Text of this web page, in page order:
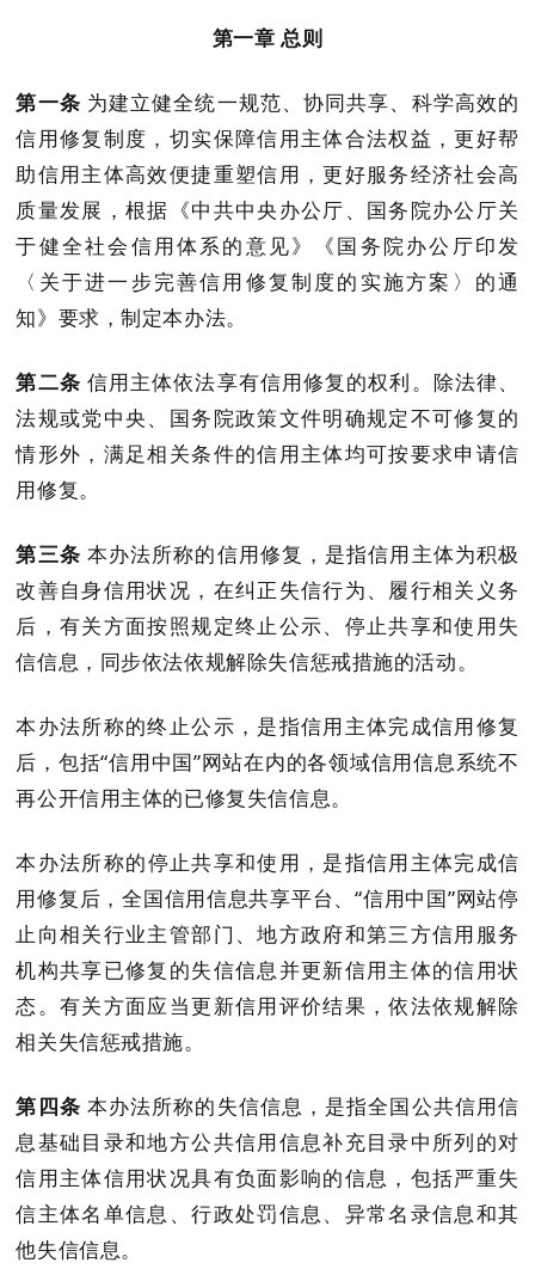
第一章 总则
第一条 为建立健全统一规范、协同共享、科学高效的
信用修复制度，切实保障信用主体合法权益，更好帮
助信用主体高效便捷重塑信用，更好服务经济社会高
质量发展，根据《中共中央办公厅、 国务院办公厅关
于健全社会信用体系的意见》《国务院办公厅印发
〈 关于进一步完善信用修复制度的实施方案 〉 的通
知》要求，制定本办法。
第二条 信用主体依法享有信用修复的权利。 除法律、
法规或党中央、国务院政策文件明确规定不可修复的
情形外， 满足相关条件的信用主体均可按要求申请信
用修复。
第三条 本办法所称的信用修复，是指信用主体为积极
改善自身信用状况，在纠正失信行为、 履行相关义务
后，有关方面按照规定终止公示、停止共享和使用失
信信息，同步依法依规解除失信惩戒措施的活动。
本办法所称的终止公示，是指信用主体完成信用修复
后，包括“信用中国”网站在内的各领域信用信息系统不
再公开信用主体的已修复失信信息。
本办法所称的停止共享和使用 ，是指信用主体完成信
用修复后，全国信用信息共享平台、“信用中国”网站停
止向相关行业主管部门、地方政府和第三方信用服务
机构共享已修复的失信信息并更新信用主体的信用状
态。有关方面应当更新信用评价结果，依法依规解除
相关失信惩戒措施。
第四条 本办法所称的失信信息，是指全国公共信用信
息基础目录和地方公共信用信息补充目录中所列的对
信用主体信用状况具有负面影响的信息，包括严重失
信主体名单信息、行政处罚信息、异常名录信息和其
他失信信息。